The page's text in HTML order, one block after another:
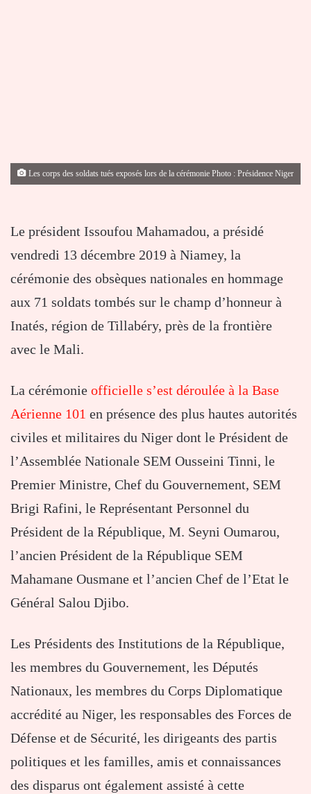
Les corps des soldats tués exposés lors de la cérémonie Photo : Présidence Niger
Le président Issoufou Mahamadou, a présidé
vendredi 13 décembre 2019 à Niamey, la
cérémonie des obsèques nationales en hommage
aux 71 soldats tombés sur le champ d’honneur à
Inatés, région de Tillabéry, près de la frontière
avec le Mali.
La cérémonie officielle s’est déroulée à la Base
Aérienne 101 en présence des plus hautes autorités
civiles et militaires du Niger dont le Président de
l’Assemblée Nationale SEM Ousseini Tinni, le
Premier Ministre, Chef du Gouvernement, SEM
Brigi Rafini, le Représentant Personnel du
Président de la République, M. Seyni Oumarou,
l’ancien Président de la République SEM
Mahamane Ousmane et l’ancien Chef de l’Etat le
Général Salou Djibo.
Les Présidents des Institutions de la République,
les membres du Gouvernement, les Députés
Nationaux, les membres du Corps Diplomatique
accrédité au Niger, les responsables des Forces de
Défense et de Sécurité, les dirigeants des partis
politiques et les familles, amis et connaissances
des disparus ont également assisté à cette